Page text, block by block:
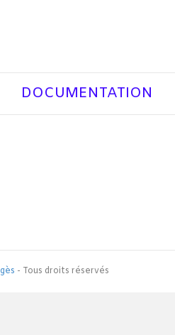
DOCUMENTATION
- Tous droits réservés